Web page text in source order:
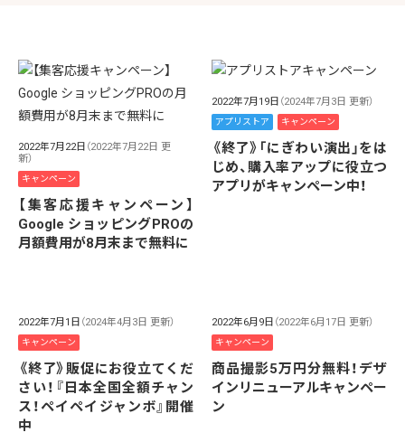
2022年7月22日 （2022年7月22日 更
新）
キャンペーン
【集客応援キャンペーン】
Google ショッピングPROの
月額費用が8月末まで無料に
2022年7月19日 （2024年7月3日 更新）
アプリストア キャンペーン
《終了》「にぎわい演出」をは
じめ、購入率アップに役立つ
アプリがキャンペーン中！
2022年7月1日 （2024年4月3日 更新）
キャンペーン
《終了》販促にお役立てくだ
さい！『日本全国全額チャン
ス！ペイペイジャンボ』開催
中
2022年6月9日 （2022年6月17日 更新）
キャンペーン
商品撮影5万円分無料！デザ
インリニューアルキャンペー
ン